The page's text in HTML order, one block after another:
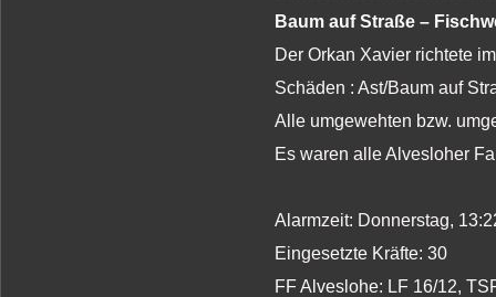
Baum auf Straße –
Der Orkan Xavier richtete
Schäden : Ast/Baum auf
Alle umgewehten bzw.
Es waren alle Alvesloher
Alarmzeit: Donnerstag,
Eingesetzte Kräfte: 30
FF Alveslohe: LF 16/12,